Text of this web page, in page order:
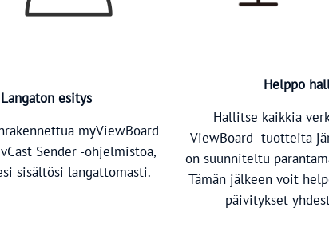
Langaton esitys
myViewBoard
Sender -ohjelmistoa,
sisältösi langattomasti.
Helppo
Hallitse kaikkia
ViewBoard -tuotteita
on suunniteltu
Tämän jälkeen voit
päivitykset